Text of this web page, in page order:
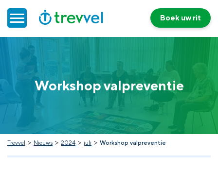
Doelgroepenvervoer
Werken bij Trevvel
Nieuws
Boek uw rit
Workshop valpreventie
Trevvel > Nieuws > 2024 > juli > Workshop valpreventie